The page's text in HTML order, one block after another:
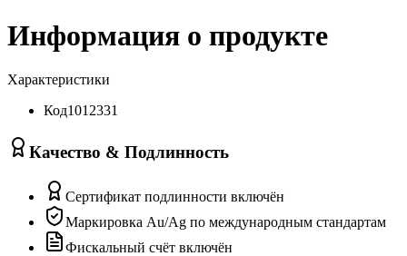
Информация о продукте
Характеристики
Код1012331
Качество & Подлинность
Сертификат подлинности включён
Маркировка Au/Ag по международным стандартам
Фискальный счёт включён